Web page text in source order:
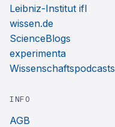
Leibniz-Institut ifl
wissen.de
ScienceBlogs
experimenta
Wissenschaftspodcasts
INFO
AGB